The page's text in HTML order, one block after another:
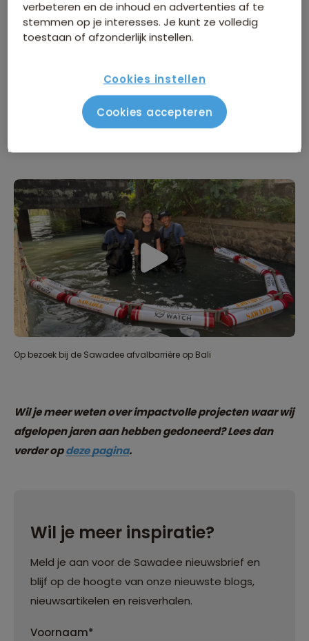
onvergetelijke ervaringen opleveren, maar ook
blijvende positieve impact op de bestemmingen die
Eind vorig jaar bracht onze collega Céline een bezoek
aan de Sawadee afvalbarrière én het Sungai Watch
Community Center. In onderstaande video neemt ze
Op bezoek bij de Sawadee afvalbarrière op Bali
Wil je meer weten over impactvolle projecten waar wij
afgelopen jaren aan hebben gedoneerd? Lees dan
verder opdeze pagina.
Wil je meer inspiratie?
Meld je aan voor de Sawadee nieuwsbrief en
blijf op de hoogte van onze nieuwste blogs,
nieuwsartikelen en reisverhalen.
Voornaam*
verbeteren en de inhoud en advertenties af te
stemmen op je interesses. Je kunt ze volledig
toestaan of afzonderlijk instellen.
Cookies instellen
Cookies accepteren